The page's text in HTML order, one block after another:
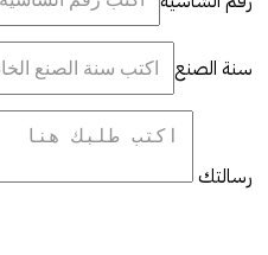
سنة الصنع
رسالتك